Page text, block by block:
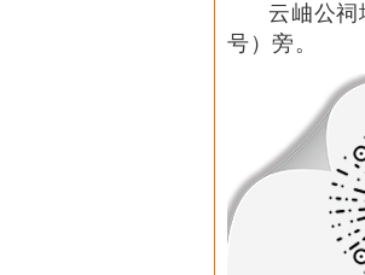
云岫公
号）旁。